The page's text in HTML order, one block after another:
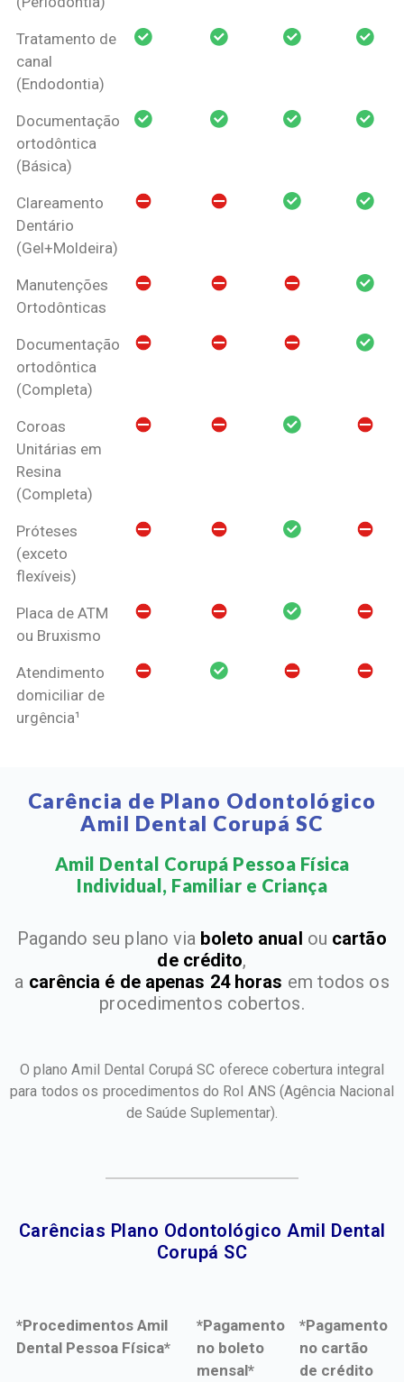
Tratamento de
canal
(Endodontia)
Documentação
ortodôntica
(Básica)
Clareamento
Dentário
(Gel+Moldeira)
Manutenções
Ortodônticas
Documentação
ortodôntica
(Completa)
Coroas
Unitárias em
Resina
(Completa)
Próteses
(exceto
flexíveis)
Placa de ATM
ou Bruxismo
Atendimento
domiciliar de
urgência¹
Carência de Plano Odontológico
Amil Dental Corupá SC
Amil Dental Corupá Pessoa Física
Individual, Familiar e Criança​
Pagando seu plano via boleto anual ou cartão
de crédito,
a carência é de apenas 24 horas em todos os
procedimentos cobertos.
O plano Amil Dental Corupá SC oferece cobertura integral
para todos os procedimentos do Rol ANS(Agência Nacional
de Saúde Suplementar).
Carências Plano Odontológico Amil Dental
Corupá SC​
*Procedimentos Amil
Dental Pessoa Física*
*Pagamento
no boleto
mensal*
*Pagamento
no cartão
de crédito